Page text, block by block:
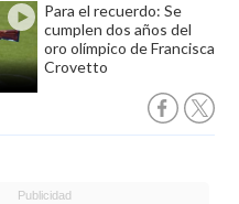
Para el recuerdo: Se
cumplen dos años del
oro olímpico de Francisca
Crovetto